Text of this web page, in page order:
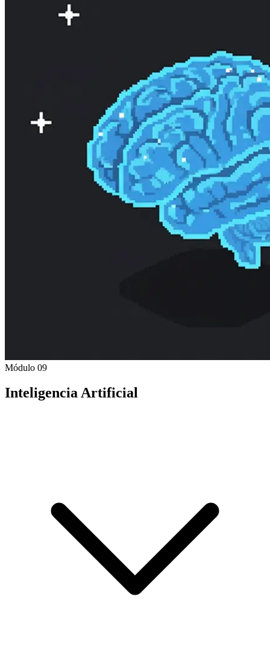
Módulo 09
Inteligencia Artificial